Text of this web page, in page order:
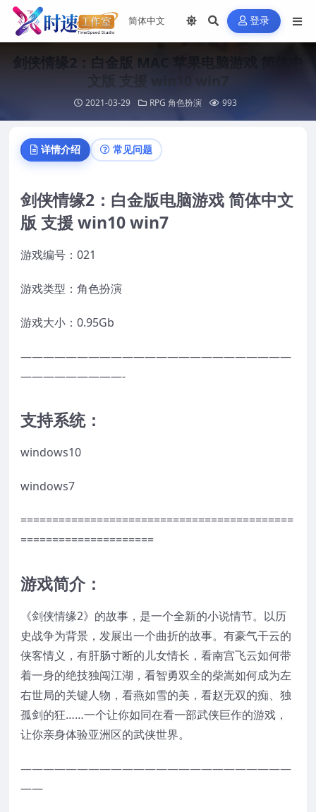
登录
剑侠情缘2：白金版 MAC 苹果电脑游戏 简体中
文版 支援 win10 win7
2021-03-29 RPG 角色扮演 993
详情介绍 常见问题
剑侠情缘2：白金版电脑游戏 简体中文
版 支援 win10 win7
游戏编号：021
游戏类型：角色扮演
游戏大小：0.95Gb
————————————————————————
—————————-
支持系统：
windows10
windows7
===========================================
=====================
游戏简介：
《剑侠情缘2》的故事，是一个全新的小说情节。以历
史战争为背景，发展出一个曲折的故事。有豪气干云的
侠客情义，有肝肠寸断的儿女情长，看南宫飞云如何带
着一身的绝技独闯江湖，看智勇双全的柴嵩如何成为左
右世局的关键人物，看燕如雪的美，看赵无双的痴、独
孤剑的狂……一个让你如同在看一部武侠巨作的游戏，
让你亲身体验亚洲区的武侠世界。
————————————————————————
——